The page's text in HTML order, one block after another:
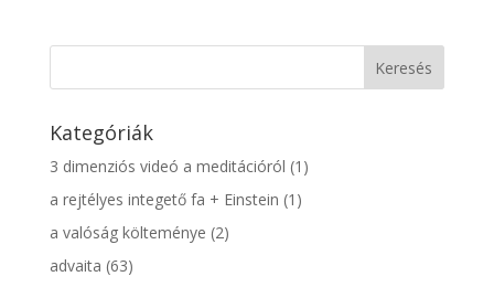
Kategóriák
3 dimenziós videó a meditációról (1)
a rejtélyes integető fa + Einstein (1)
a valóság költeménye (2)
advaita (63)